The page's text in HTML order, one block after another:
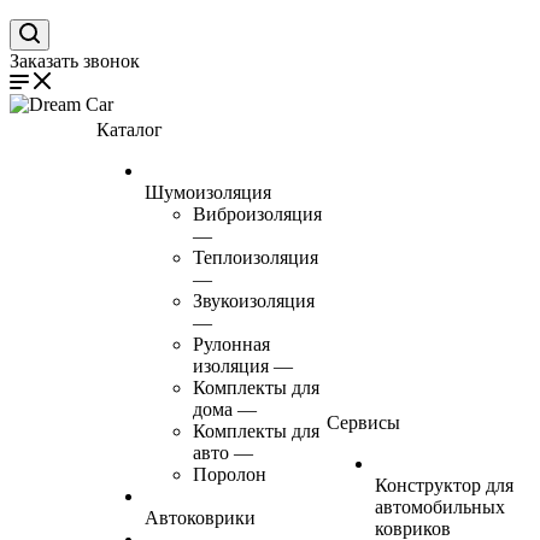
Заказать звонок
Каталог
Шумоизоляция
Виброизоляция
—
Теплоизоляция
—
Звукоизоляция
—
Рулонная
изоляция —
Комплекты для
дома —
Комплекты для
авто —
Поролон
Автоковрики
Сервисы
Конструктор для
автомобильных
ковриков